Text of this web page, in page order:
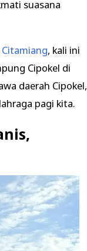
suasana
, kali ini
Cipokel di
daerah Cipokel,
pagi kita.